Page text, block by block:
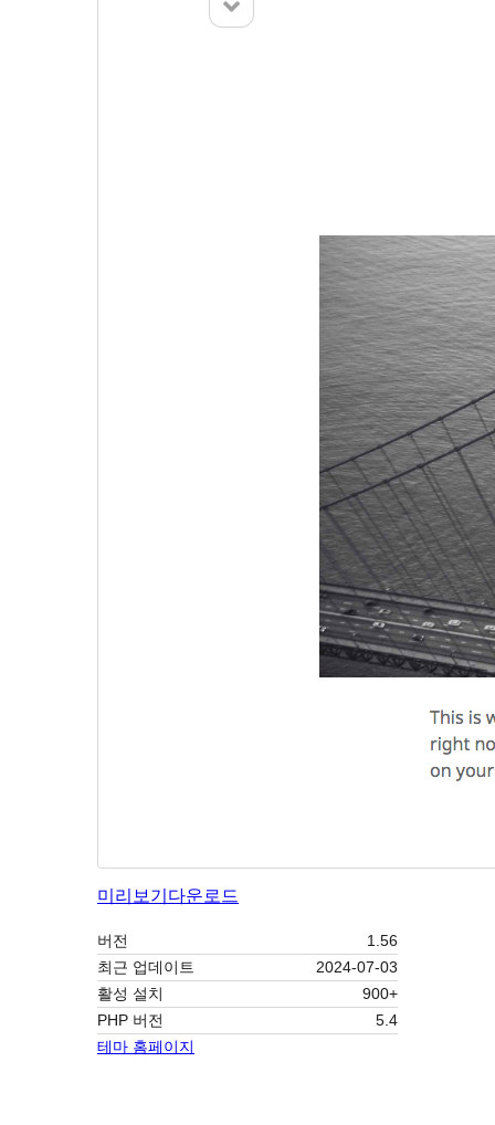
미리보기 다운로드
버전
1.56
최근 업데이트
2024-07-03
활성 설치
900+
PHP 버전
5.4
테마 홈페이지